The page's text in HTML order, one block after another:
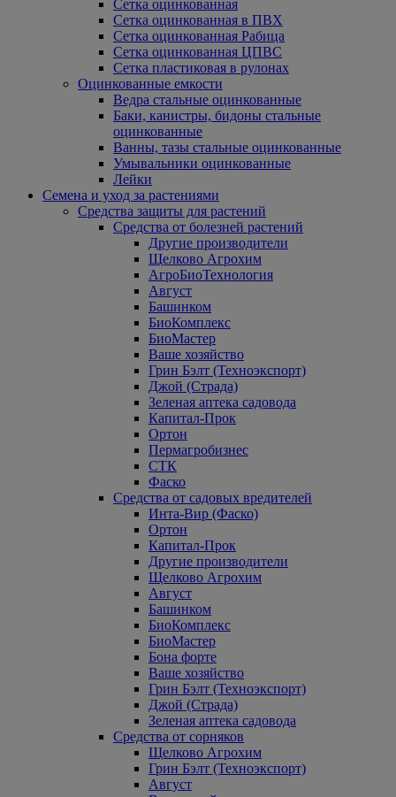
Сетка оцинкованная
Сетка оцинкованная в ПВХ
Сетка оцинкованная Рабица
Сетка оцинкованная ЦПВС
Сетка пластиковая в рулонах
Оцинкованные емкости
Ведра стальные оцинкованные
Баки, канистры, бидоны стальные
оцинкованные
Ванны, тазы стальные оцинкованные
Умывальники оцинкованные
Лейки
Семена и уход за растениями
Средства защиты для растений
Средства от болезней растений
Другие производители
Щелково Агрохим
АгроБиоТехнология
Август
Башинком
БиоКомплекс
БиоМастер
Ваше хозяйство
Грин Бэлт (Техноэкспорт)
Джой (Страда)
Зеленая аптека садовода
Капитал-Прок
Ортон
Пермагробизнес
СТК
Фаско
Средства от садовых вредителей
Инта-Вир (Фаско)
Ортон
Капитал-Прок
Другие производители
Щелково Агрохим
Август
Башинком
БиоКомплекс
БиоМастер
Бона форте
Ваше хозяйство
Грин Бэлт (Техноэкспорт)
Джой (Страда)
Зеленая аптека садовода
Средства от сорняков
Щелково Агрохим
Грин Бэлт (Техноэкспорт)
Август